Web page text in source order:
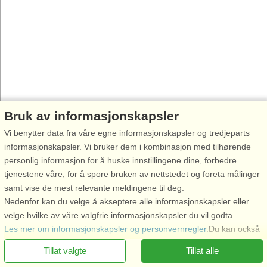
Ring oss for å bestille
Bruk av informasjonskapsler
Vi benytter data fra våre egne informasjonskapsler og tredjeparts
informasjonskapsler. Vi bruker dem i kombinasjon med tilhørende
personlig informasjon for å huske innstillingene dine, forbedre
tjenestene våre, for å spore bruken av nettstedet og foreta målinger
samt vise de mest relevante meldingene til deg.
Nedenfor kan du velge å akseptere alle informasjonskapsler eller
velge hvilke av våre valgfrie informasjonskapsler du vil godta.
Les mer om informasjonskapsler og personvernregler.Du kan också
återkalla ditt samtyckehär.
Nødvendige informasjonskapsler: Disse informasjonskapslene
Tillat alle
Tillat valgte